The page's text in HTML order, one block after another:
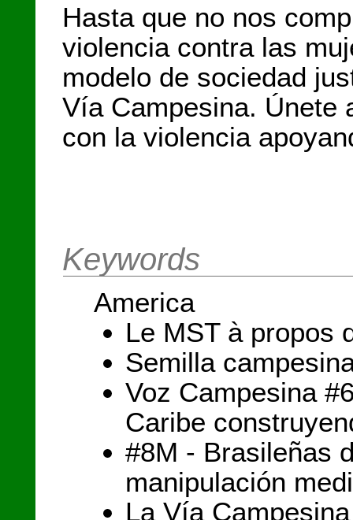
Hasta que no nos
violencia contra las
modelo de sociedad
Vía Campesina. Únete
con la violencia
Keywords
America
Le MST à propos
Semilla
Voz Campesina
Caribe
#8M - Brasileñas
manipulación
La Vía